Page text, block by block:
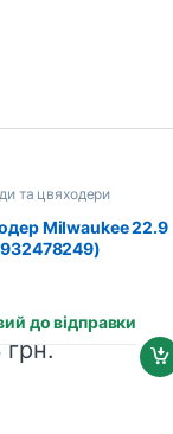
та цвяходери
Milwaukee 22.9
до відправки
грн.